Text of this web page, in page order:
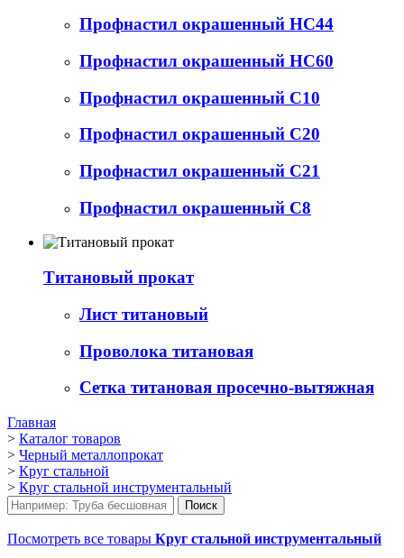
Профнастил окрашенный НС44
Профнастил окрашенный НС60
Профнастил окрашенный С10
Профнастил окрашенный С20
Профнастил окрашенный С21
Профнастил окрашенный С8
Титановый прокат
Лист титановый
Проволока титановая
Сетка титановая просечно-вытяжная
Главная
> Каталог товаров
> Черный металлопрокат
> Круг стальной
> Круг стальной инструментальный
Посмотреть все товары Круг стальной инструментальный